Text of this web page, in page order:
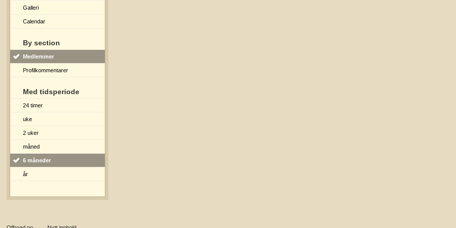
Galleri
Calendar
By section
Medlemmer
Profilkommentarer
Med tidsperiode
24 timer
uke
2 uker
måned
6 måneder
år